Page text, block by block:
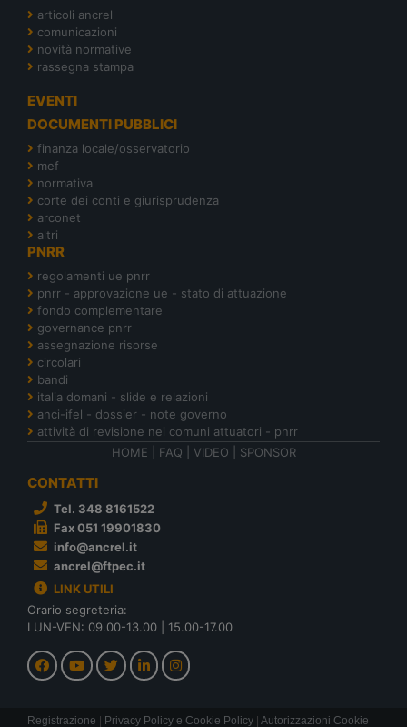
articoli ancrel
comunicazioni
novità normative
rassegna stampa
EVENTI
DOCUMENTI PUBBLICI
finanza locale/osservatorio
mef
normativa
corte dei conti e giurisprudenza
arconet
altri
PNRR
regolamenti ue pnrr
pnrr - approvazione ue - stato di attuazione
fondo complementare
governance pnrr
assegnazione risorse
circolari
bandi
italia domani - slide e relazioni
anci-ifel - dossier - note governo
attività di revisione nei comuni attuatori - pnrr
HOME
FAQ VIDEO SPONSOR
CONTATTI
Tel. 348 8161522
Fax 051 19901830
info@ancrel.it
ancrel@ftpec.it
LINK UTILI
Orario segreteria:
LUN-VEN: 09.00-13.00 | 15.00-17.00
Registrazione | Privacy Policy e Cookie Policy | Autorizzazioni Cookie